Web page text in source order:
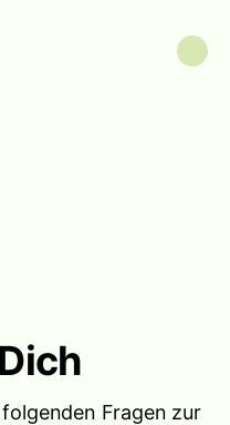
Fragen zur